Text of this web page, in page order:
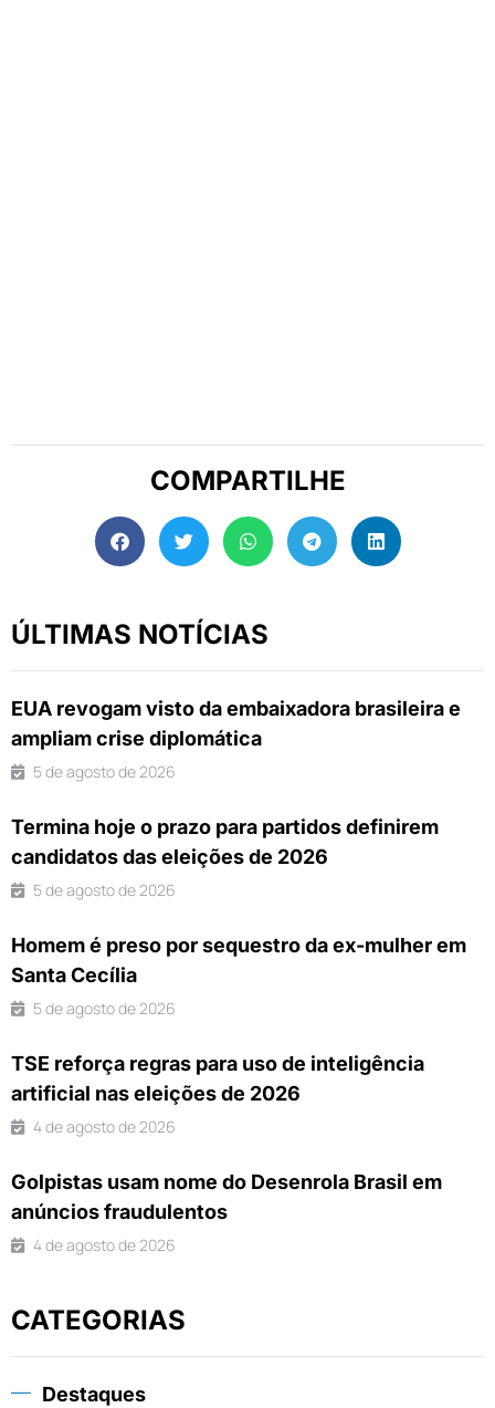
COMPARTILHE
ÚLTIMAS NOTÍCIAS
EUA revogam visto da embaixadora brasileira e
ampliam crise diplomática
5 de agosto de 2026
Termina hoje o prazo para partidos definirem
candidatos das eleições de 2026
5 de agosto de 2026
Homem é preso por sequestro da ex-mulher em
Santa Cecília
5 de agosto de 2026
TSE reforça regras para uso de inteligência
artificial nas eleições de 2026
4 de agosto de 2026
Golpistas usam nome do Desenrola Brasil em
anúncios fraudulentos
4 de agosto de 2026
CATEGORIAS
Destaques